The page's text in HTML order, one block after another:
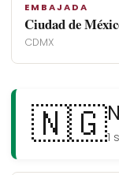
EMBAJADA
Ciudad de
CDMX
🇳🇬1